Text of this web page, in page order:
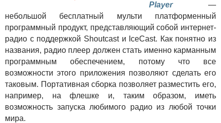
Player—
небольшой бесплатный мульти платформенный
программный продукт, представляющий собой интернет-
радио с поддержкой Shoutcast и IceCast. Как понятно из
названия, радио плеер должен стать именно карманным
программным обеспечением, потому что все
возможности этого приложения позволяют сделать его
таковым. Портативная сборка позволяет разместить его,
например, на флешке и, таким образом, иметь
возможность запуска любимого радио из любой точки
мира.